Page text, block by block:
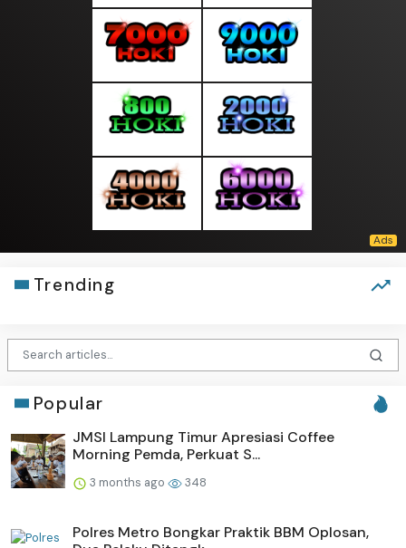
Trending
Popular
JMSI Lampung Timur Apresiasi Coffee
Morning Pemda, Perkuat S...
3 months ago 348
Polres Metro Bongkar Praktik BBM Oplosan,